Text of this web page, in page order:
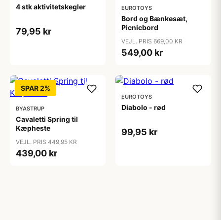
4 stk aktivitetskegler
79,95 kr
EUROTOYS
Bord og Bænkesæt,
Picnicbord
VEJL. PRIS 669,00 KR
549,00 kr
SPAR 2%
BYASTRUP
Cavaletti Spring til
Kæpheste
VEJL. PRIS 449,95 KR
439,00 kr
EUROTOYS
Diabolo - rød
99,95 kr